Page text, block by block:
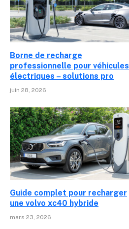
Borne de recharge
professionnelle pour véhicules
électriques – solutions pro
juin 28, 2026
Guide complet pour recharger
une volvo xc40 hybride
mars 23, 2026